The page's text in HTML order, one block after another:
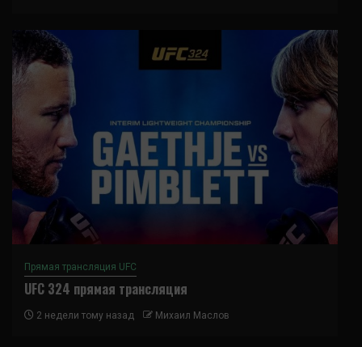
Прямая трансляция UFC
UFC 324 прямая трансляция
2 недели тому назад Михаил Маслов